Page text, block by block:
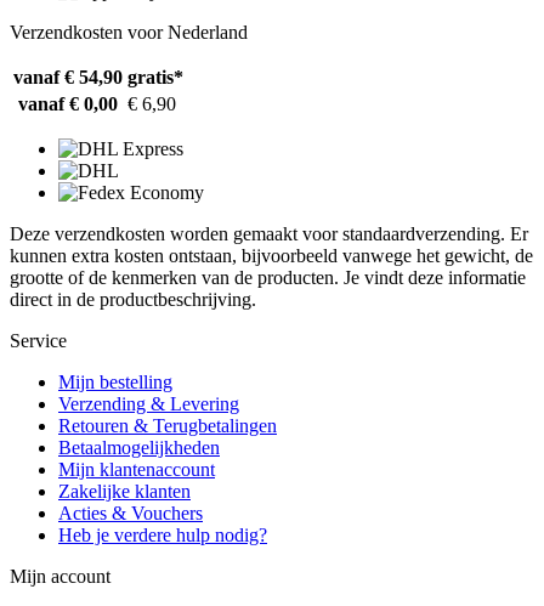
Verzendkosten voor Nederland
vanaf € 54,90 gratis*
vanaf € 0,00 € 6,90
Deze verzendkosten worden gemaakt voor standaardverzending. Er
kunnen extra kosten ontstaan, bijvoorbeeld vanwege het gewicht, de
grootte of de kenmerken van de producten. Je vindt deze informatie
direct in de productbeschrijving.
Service
Mijn bestelling
Verzending & Levering
Retouren & Terugbetalingen
Betaalmogelijkheden
Mijn klantenaccount
Zakelijke klanten
Acties & Vouchers
Heb je verdere hulp nodig?
Mijn account